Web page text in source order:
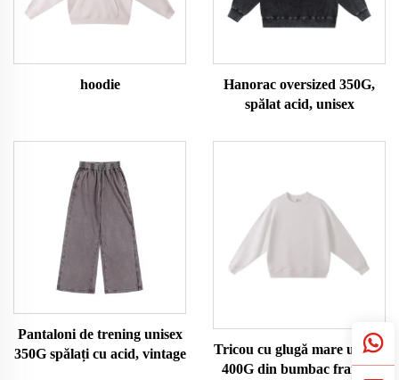
hoodie
Hanorac oversized 350G,
spălat acid, unisex
Pantaloni de trening unisex
350G spălați cu acid, vintage
Tricou cu glugă mare unisex
400G din bumbac francez